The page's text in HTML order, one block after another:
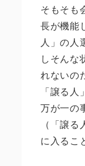
そもそも
長が機能
人」の人
しそんな
れないの
「譲る
万が一の
（「譲
に入るこ